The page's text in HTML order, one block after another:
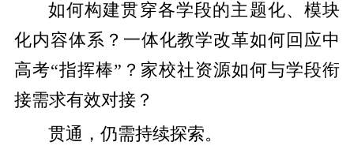
如何构建贯穿各学段的主题化、模块
化内容体系？一体化教学改革如何回应中
高考“指挥棒”？家校社资源如何与学段衔
接需求有效对接？
贯通，仍需持续探索。